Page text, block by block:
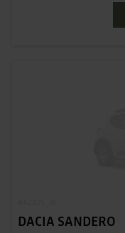
DACIA SANDERO